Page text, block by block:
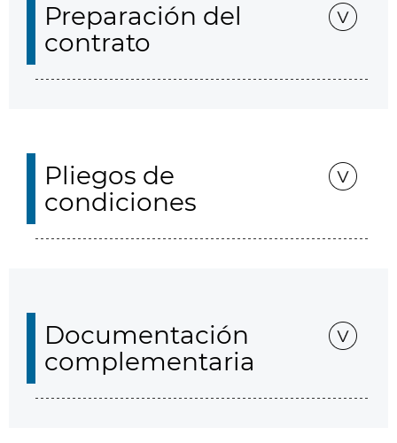
Preparación del
contrato
Pliegos de
condiciones
Documentación
complementaria